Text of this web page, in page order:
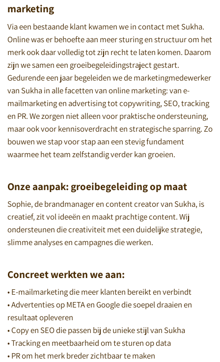
marketing
Via een bestaande klant kwamen we in contact met Sukha.
Online was er behoefte aan meer sturing en structuur om het
merk ook daar volledig tot zijn recht te laten komen. Daarom
zijn we samen een groeibegeleidingstraject gestart.
Gedurende een jaar begeleiden we de marketingmedewerker
van Sukha in alle facetten van online marketing: van e-
mailmarketing en advertising tot copywriting, SEO, tracking
en PR. We zorgen niet alleen voor praktische ondersteuning,
maar ook voor kennisoverdracht en strategische sparring. Zo
bouwen we stap voor stap aan een stevig fundament
waarmee het team zelfstandig verder kan groeien.
Onze aanpak: groeibegeleiding op maat
Sophie, de brandmanager en content creator van Sukha, is
creatief, zit vol ideeën en maakt prachtige content. Wij
ondersteunen die creativiteit met een duidelijke strategie,
slimme analyses en campagnes die werken.
Concreet werkten we aan:
• E-mailmarketing die meer klanten bereikt en verbindt
• Advertenties op META en Google die soepel draaien en
resultaat opleveren
• Copy en SEO die passen bij de unieke stijl van Sukha
• Tracking en meetbaarheid om te sturen op data
• PR om het merk breder zichtbaar te maken